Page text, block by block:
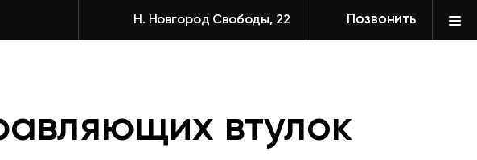
Н. Новгород Свободы, 22 Позвонить
втулок